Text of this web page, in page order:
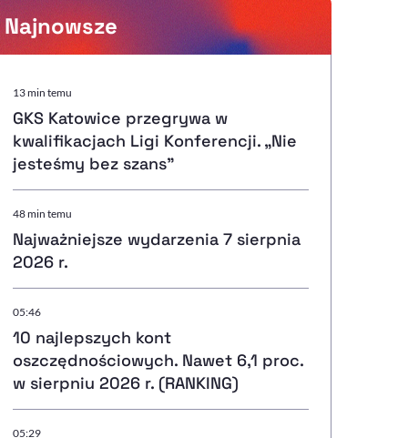
Resetuj opcje
Ułatwienia dostępności wspierają:
Deklaracja dostępności, otwiera się w nowym oknie
Najnowsze
13 min temu
GKS Katowice przegrywa w
kwalifikacjach Ligi Konferencji. „Nie
jesteśmy bez szans”
48 min temu
Najważniejsze wydarzenia 7 sierpnia
2026 r.
05:46
10 najlepszych kont
oszczędnościowych. Nawet 6,1 proc.
w sierpniu 2026 r. (RANKING)
05:29